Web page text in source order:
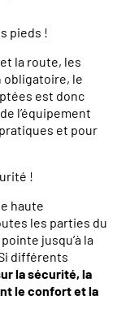
pieds !
la route, les
obligatoire, le
est donc
l’équipement
et pour
!
haute
les parties du
pointe jusqu’à la
différents
la sécurité, la
le confort et la